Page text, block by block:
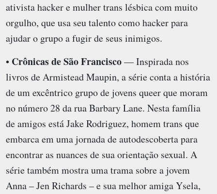
ativista hacker e mulher trans lésbica com muito
orgulho, que usa seu talento como hacker para
ajudar o grupo a fugir de seus inimigos.
• Crônicas de São Francisco— Inspirada nos
livros de Armistead Maupin, a série conta a história
de um excêntrico grupo de jovens queer que moram
no número 28 da rua Barbary Lane. Nesta família
de amigos está Jake Rodriguez, homem trans que
embarca em uma jornada de autodescoberta para
encontrar as nuances de sua orientação sexual. A
série também mostra uma trama sobre a jovem
Anna – Jen Richards – e sua melhor amiga Ysela,